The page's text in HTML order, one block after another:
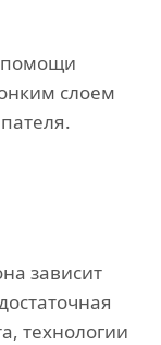
помощи
слоем
зависит
технологии